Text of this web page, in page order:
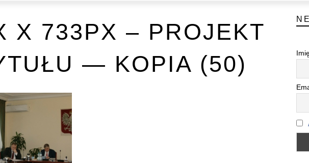
X 733PX – PROJEKT
— KOPIA (50)